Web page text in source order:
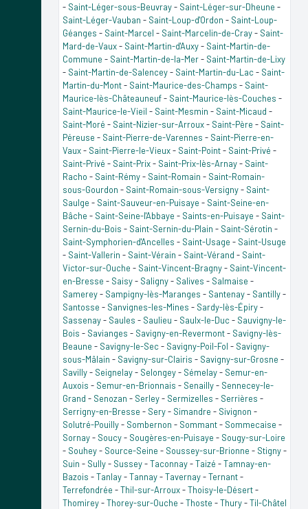
- Saint-Léger-sous-Beuvray- Saint-Léger-sur-Dheune -
Saint-Léger-Vauban - Saint-Loup-d'Ordon - Saint-Loup-
Géanges - Saint-Marcel - Saint-Marcelin-de-Cray- Saint-
Mard-de-Vaux- Saint-Martin-d'Auxy- Saint-Martin-de-
Commune - Saint-Martin-de-la-Mer- Saint-Martin-de-Lixy
- Saint-Martin-de-Salencey- Saint-Martin-du-Lac - Saint-
Martin-du-Mont- Saint-Maurice-des-Champs - Saint-
Maurice-lès-Châteauneuf- Saint-Maurice-lès-Couches -
Saint-Maurice-le-Vieil - Saint-Mesmin - Saint-Micaud -
Saint-Moré - Saint-Nizier-sur-Arroux- Saint-Père - Saint-
Péreuse - Saint-Pierre-de-Varennes - Saint-Pierre-en-
Vaux- Saint-Pierre-le-Vieux- Saint-Point- Saint-Privé -
Saint-Privé - Saint-Prix- Saint-Prix-lès-Arnay- Saint-
Racho - Saint-Rémy- Saint-Romain - Saint-Romain-
sous-Gourdon - Saint-Romain-sous-Versigny- Saint-
Saulge - Saint-Sauveur-en-Puisaye - Saint-Seine-en-
Bâche - Saint-Seine-l'Abbaye - Saints-en-Puisaye - Saint-
Sernin-du-Bois - Saint-Sernin-du-Plain - Saint-Sérotin -
Saint-Symphorien-d'Ancelles - Saint-Usage - Saint-Usuge
- Saint-Vallerin - Saint-Vérain - Saint-Vérand - Saint-
Victor-sur-Ouche - Saint-Vincent-Bragny- Saint-Vincent-
en-Bresse - Saisy- Saligny- Salives - Salmaise -
Samerey- Sampigny-lès-Maranges - Santenay- Santilly-
Santosse - Sanvignes-les-Mines - Sardy-lès-Épiry-
Sassenay- Saules - Saulieu - Saulx-le-Duc - Sauvigny-le-
Bois - Savianges - Savigny-en-Revermont- Savigny-lès-
Beaune - Savigny-le-Sec - Savigny-Poil-Fol - Savigny-
sous-Mâlain - Savigny-sur-Clairis - Savigny-sur-Grosne -
Savilly- Seignelay- Selongey- Sémelay- Semur-en-
Auxois - Semur-en-Brionnais - Senailly- Sennecey-le-
Grand - Senozan - Serley- Sermizelles - Serrières -
Serrigny-en-Bresse - Sery- Simandre - Sivignon -
Solutré-Pouilly- Sombernon - Sommant- Sommecaise -
Sornay- Soucy- Sougères-en-Puisaye - Sougy-sur-Loire
- Souhey- Source-Seine - Soussey-sur-Brionne - Stigny-
Suin - Sully- Sussey-Taconnay-Taizé -Tamnay-en-
Bazois -Tanlay-Tannay-Tavernay-Ternant-
Terrefondrée -Thil-sur-Arroux-Thoisy-le-Désert-
Thomirey-Thorey-sur-Ouche -Thoste -Thury-Til-Châtel